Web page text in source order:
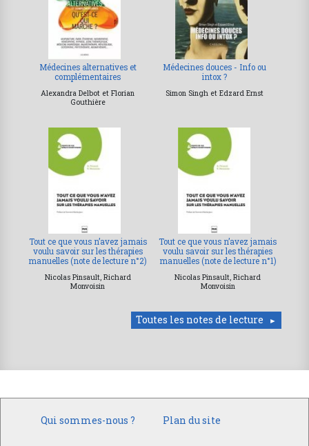
Médecines alternatives et
complémentaires
Alexandra Delbot et Florian
Gouthière
Médecines douces - Info ou
intox ?
Simon Singh et Edzard Ernst
Tout ce que vous n’avez jamais
voulu savoir sur les thérapies
manuelles (note de lecture n°2)
Nicolas Pinsault, Richard
Monvoisin
Tout ce que vous n’avez jamais
voulu savoir sur les thérapies
manuelles (note de lecture n°1)
Nicolas Pinsault, Richard
Monvoisin
Toutes les notes de lecture
Qui sommes-nous ? Plan du site